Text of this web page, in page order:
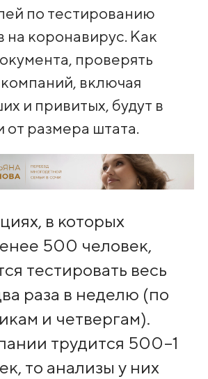
по тестированию
на коронавирус. Как
проверять
включая
и привитых, будут в
от размера штата.
в которых
500 человек,
тестировать весь
раза в неделю (по
и четвергам).
трудится 500–1
то анализы у них